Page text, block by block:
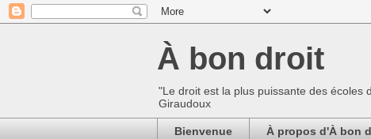
À bon droit
"Le droit est la plus puissante des écoles
Giraudoux
Bienvenue À propos d'À bon